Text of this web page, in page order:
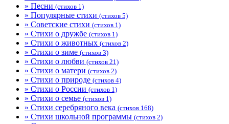
» Песни (стихов 1)
» Популярные стихи (стихов 5)
» Советские стихи (стихов 1)
» Стихи о дружбе (стихов 1)
» Стихи о животных (стихов 2)
» Стихи о зиме (стихов 3)
» Стихи о любви (стихов 21)
» Стихи о матери (стихов 2)
» Стихи о природе (стихов 4)
» Стихи о России (стихов 1)
» Стихи о семье (стихов 1)
» Стихи серебряного века (стихов 168)
» Стихи школьной программы (стихов 2)